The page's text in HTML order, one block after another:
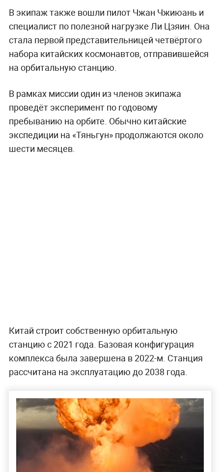
В экипаж также вошли пилот Чжан Чжиюань и
специалист по полезной нагрузке Ли Цзяин. Она
стала первой представительницей четвёртого
набора китайских космонавтов, отправившейся
на орбитальную станцию.
В рамках миссии один из членов экипажа
проведёт эксперимент по годовому
пребыванию на орбите. Обычно китайские
экспедиции на «Тяньгун» продолжаются около
шести месяцев.
Китай строит собственную орбитальную
станцию с 2021 года. Базовая конфигурация
комплекса была завершена в 2022-м. Станция
рассчитана на эксплуатацию до 2038 года.